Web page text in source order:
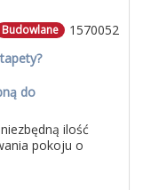
1570052
Budowlane
do
ilość
pokoju o